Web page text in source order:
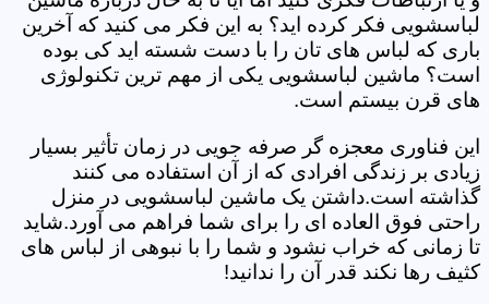
لباسشویی فکر کرده اید؟ به این فکر می کنید که آخرین
باری که لباس های تان را با دست شسته اید کی بوده
است؟ ماشین لباسشویی یکی از مهم ترین تکنولوژی
های قرن بیستم است.
این فناوری معجزه گر صرفه جویی در زمان تأثیر بسیار
زیادی بر زندگی افرادی که از آن استفاده می کنند
گذاشته است.داشتن یک ماشین لباسشویی در منزل
راحتی فوق العاده ای را برای شما فراهم می آورد.شاید
تا زمانی که خراب نشود و شما را با نبوهی از لباس های
کثیف رها نکند قدر آن را ندانید!